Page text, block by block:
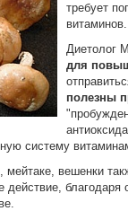
требует
витаминов.
Диетолог
для
полезны
систему
мейтаке, вешенки
благодаря